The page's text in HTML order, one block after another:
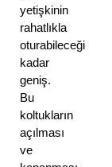
yetişkinin
rahatlıkla
oturabileceği
kadar
geniş.
Bu
koltukların
açılması
ve